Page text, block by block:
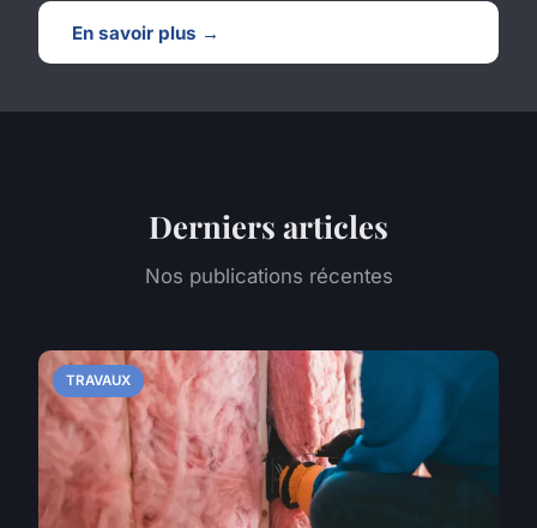
En savoir plus →
Derniers articles
Nos publications récentes
TRAVAUX